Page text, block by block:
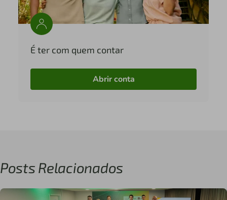
É ter com quem contar
Abrir conta
Posts Relacionados